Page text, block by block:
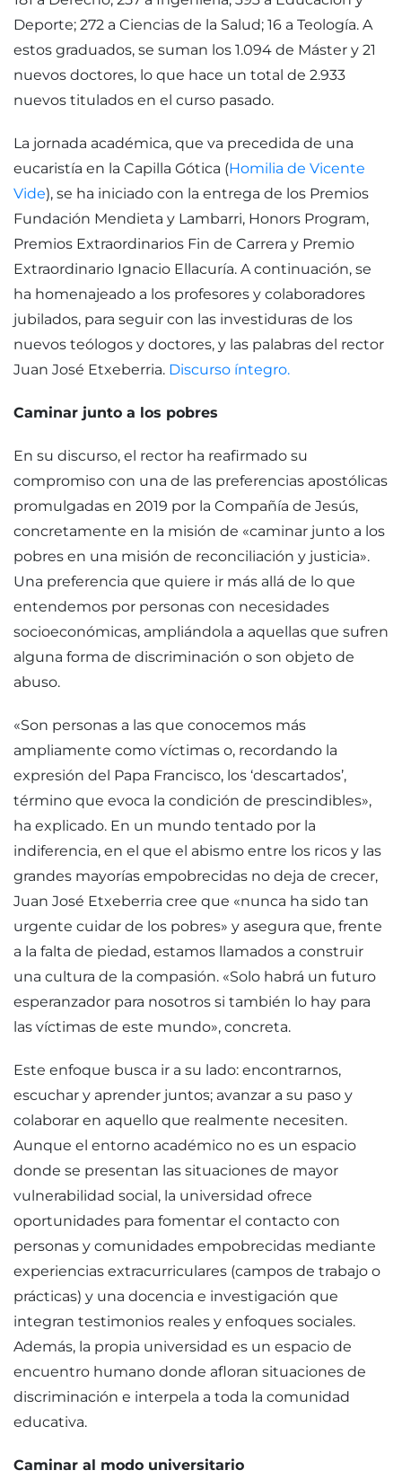
Deporte; 272 a Ciencias de la Salud; 16 a Teología. A
estos graduados, se suman los 1.094 de Máster y 21
nuevos doctores, lo que hace un total de 2.933
nuevos titulados en el curso pasado.
La jornada académica, que va precedida de una
eucaristía en la Capilla Gótica (Homilia de Vicente
Vide), se ha iniciado con la entrega de los Premios
Fundación Mendieta y Lambarri, Honors Program,
Premios Extraordinarios Fin de Carrera y Premio
Extraordinario Ignacio Ellacuría. A continuación, se
ha homenajeado a los profesores y colaboradores
jubilados, para seguir con las investiduras de los
nuevos teólogos y doctores, y las palabras del rector
Juan José Etxeberria. Discurso íntegro.
Caminar junto a los pobres
En su discurso, el rector ha reafirmado su
compromiso con una de las preferencias apostólicas
promulgadas en 2019 por la Compañía de Jesús,
concretamente en la misión de «caminar junto a los
pobres en una misión de reconciliación y justicia».
Una preferencia que quiere ir más allá de lo que
entendemos por personas con necesidades
socioeconómicas, ampliándola a aquellas que sufren
alguna forma de discriminación o son objeto de
abuso.
«Son personas a las que conocemos más
ampliamente como víctimas o, recordando la
expresión del Papa Francisco, los ‘descartados’,
término que evoca la condición de prescindibles»,
ha explicado. En un mundo tentado por la
indiferencia, en el que el abismo entre los ricos y las
grandes mayorías empobrecidas no deja de crecer,
Juan José Etxeberria cree que «nunca ha sido tan
urgente cuidar de los pobres» y asegura que, frente
a la falta de piedad, estamos llamados a construir
una cultura de la compasión. «Solo habrá un futuro
esperanzador para nosotros si también lo hay para
las víctimas de este mundo», concreta.
Este enfoque busca ir a su lado: encontrarnos,
escuchar y aprender juntos; avanzar a su paso y
colaborar en aquello que realmente necesiten.
Aunque el entorno académico no es un espacio
donde se presentan las situaciones de mayor
vulnerabilidad social, la universidad ofrece
oportunidades para fomentar el contacto con
personas y comunidades empobrecidas mediante
experiencias extracurriculares (campos de trabajo o
prácticas) y una docencia e investigación que
integran testimonios reales y enfoques sociales.
Además, la propia universidad es un espacio de
encuentro humano donde afloran situaciones de
discriminación e interpela a toda la comunidad
educativa.
Caminar al modo universitario